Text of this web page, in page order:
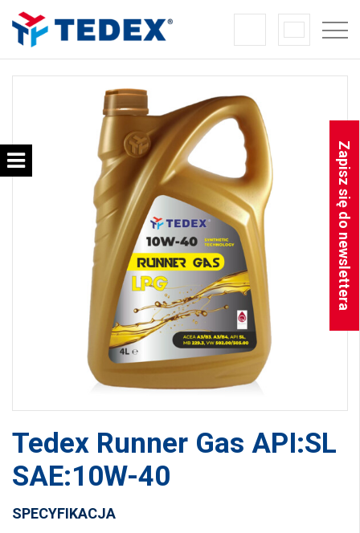
Zapisz się do newslettera
Tedex Runner Gas API:SL
SAE:10W-40
SPECYFIKACJA